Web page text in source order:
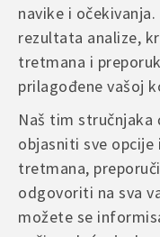
navike i
rezultata analize,
tretmana i
prilagođene vašoj
Naš tim stručnjaka
objasniti sve opcije
tretmana,
odgovoriti na sva
možete se